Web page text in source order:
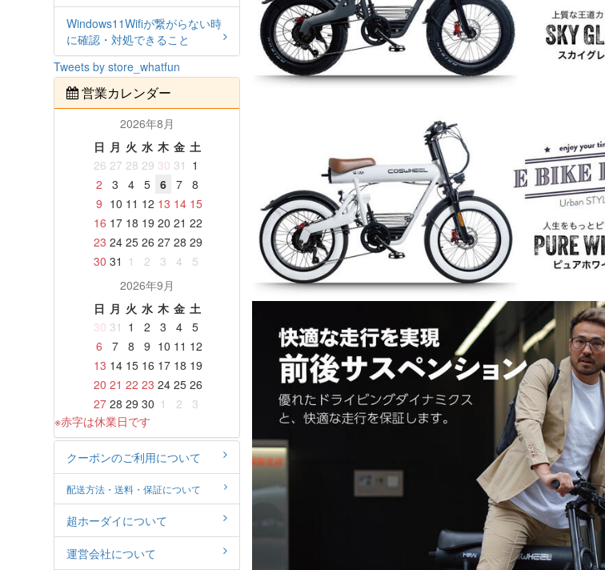
Windows11Wifiが繋がらない時
に確認・対処できること
Tweets by store_whatfun
営業カレンダー
2026年8月
日 月 火 水 木 金 土
26 27 28 29 30 31 1
2
3 4 5 6 7
8
9 10 11 12 13 14 15
16 17 18 19 20 21 22
23 24 25 26 27 28 29
30 31 1 2 3 4
5
2026年9月
日 月 火 水 木 金 土
30 31 1 2 3 4
5
6
7 8 9 10 11 12
13 14 15 16 17 18 19
20 21 22 23 24 25 26
27 28 29 30 1 2
3
※赤字は休業日です
クーポンのご利用について
配送方法・送料・保証について
超ホーダイについて
運営会社について